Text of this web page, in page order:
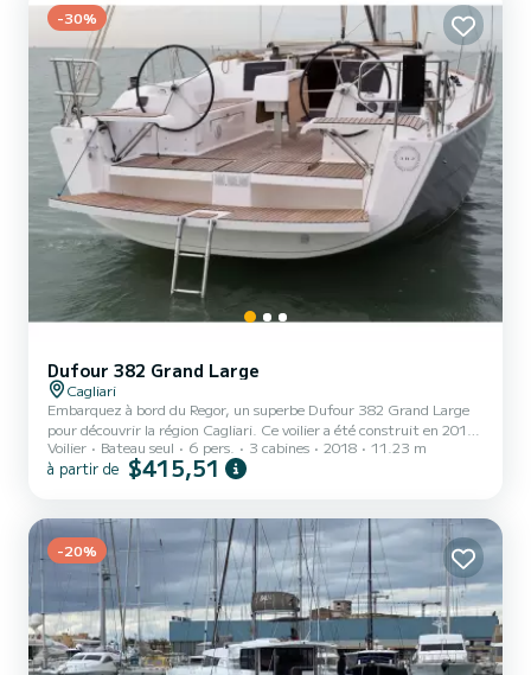
-30%
Dufour 382 Grand Large
Cagliari
Embarquez à bord du Regor, un superbe Dufour 382 Grand Large
pour découvrir la région Cagliari. Ce voilier a été construit en 2018
pour assurer confort et performances. Le bateau dispose de 3
cabines confortables et d'une capacité de bateau de 6 personnes.
Dufour 382 Grand Large Il est équipé de 2 salles de bains avec
douche. Il dispose des équipements suiv...
Voilier Bateau seul 6 pers. 3 cabines 2018 11.23 m
à partir de $415,51
-20%